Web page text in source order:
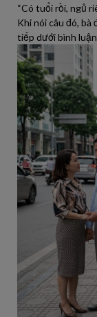
“Có tuổi rồi, ngủ
Khi nói câu đó, bà
tiếp dưới bình